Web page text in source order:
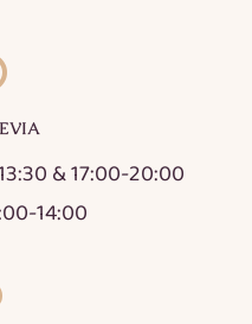
& 17:00-20:00
14:00